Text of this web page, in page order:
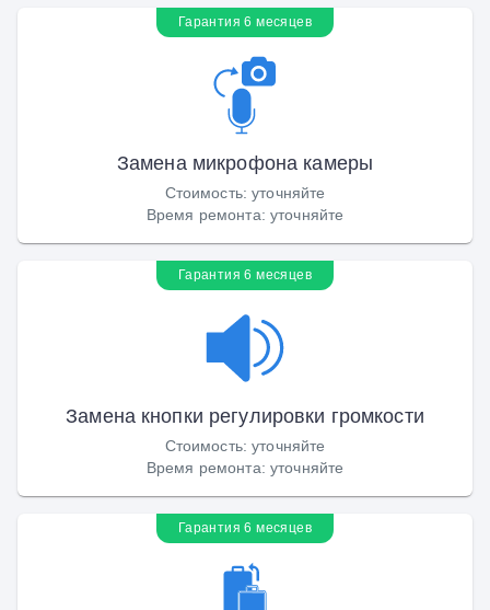
Гарантия 6 месяцев
Замена микрофона камеры
Стоимость:уточняйте
Время ремонта: уточняйте
Гарантия 6 месяцев
Замена кнопки регулировки громкости
Стоимость:уточняйте
Время ремонта: уточняйте
Гарантия 6 месяцев